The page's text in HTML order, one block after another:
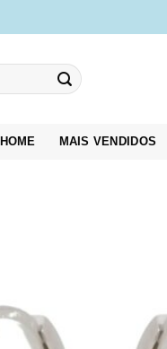
HOME MAIS VENDIDOS